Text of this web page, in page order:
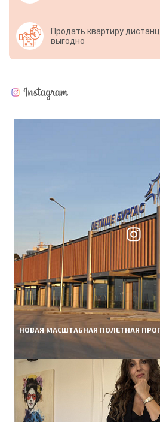
Продать квартиру
выгодно
НОВАЯ МАСШТАБНАЯ ПОЛЕТНАЯ